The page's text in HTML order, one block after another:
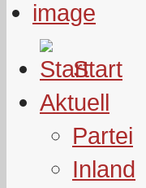
Start
Aktuell
Partei
Inland